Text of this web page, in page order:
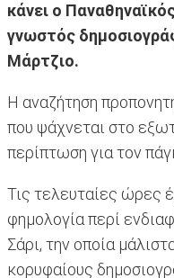
κάνει ο
γνωστός
Μάρτζιο.
Η αναζήτηση
που ψάχνεται στο
περίπτωση για τον
Τις τελευταίες ώρες
φημολογία περί
Σάρι, την οποία
κορυφαίους